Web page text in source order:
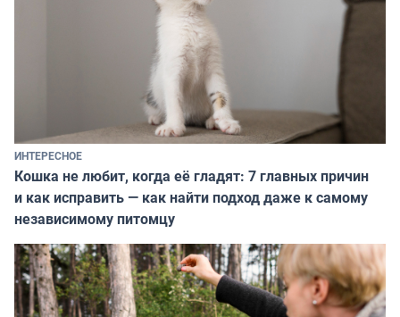
ИНТЕРЕСНОЕ
Кошка не любит, когда её гладят: 7 главных причин
и как исправить — как найти подход даже к самому
независимому питомцу